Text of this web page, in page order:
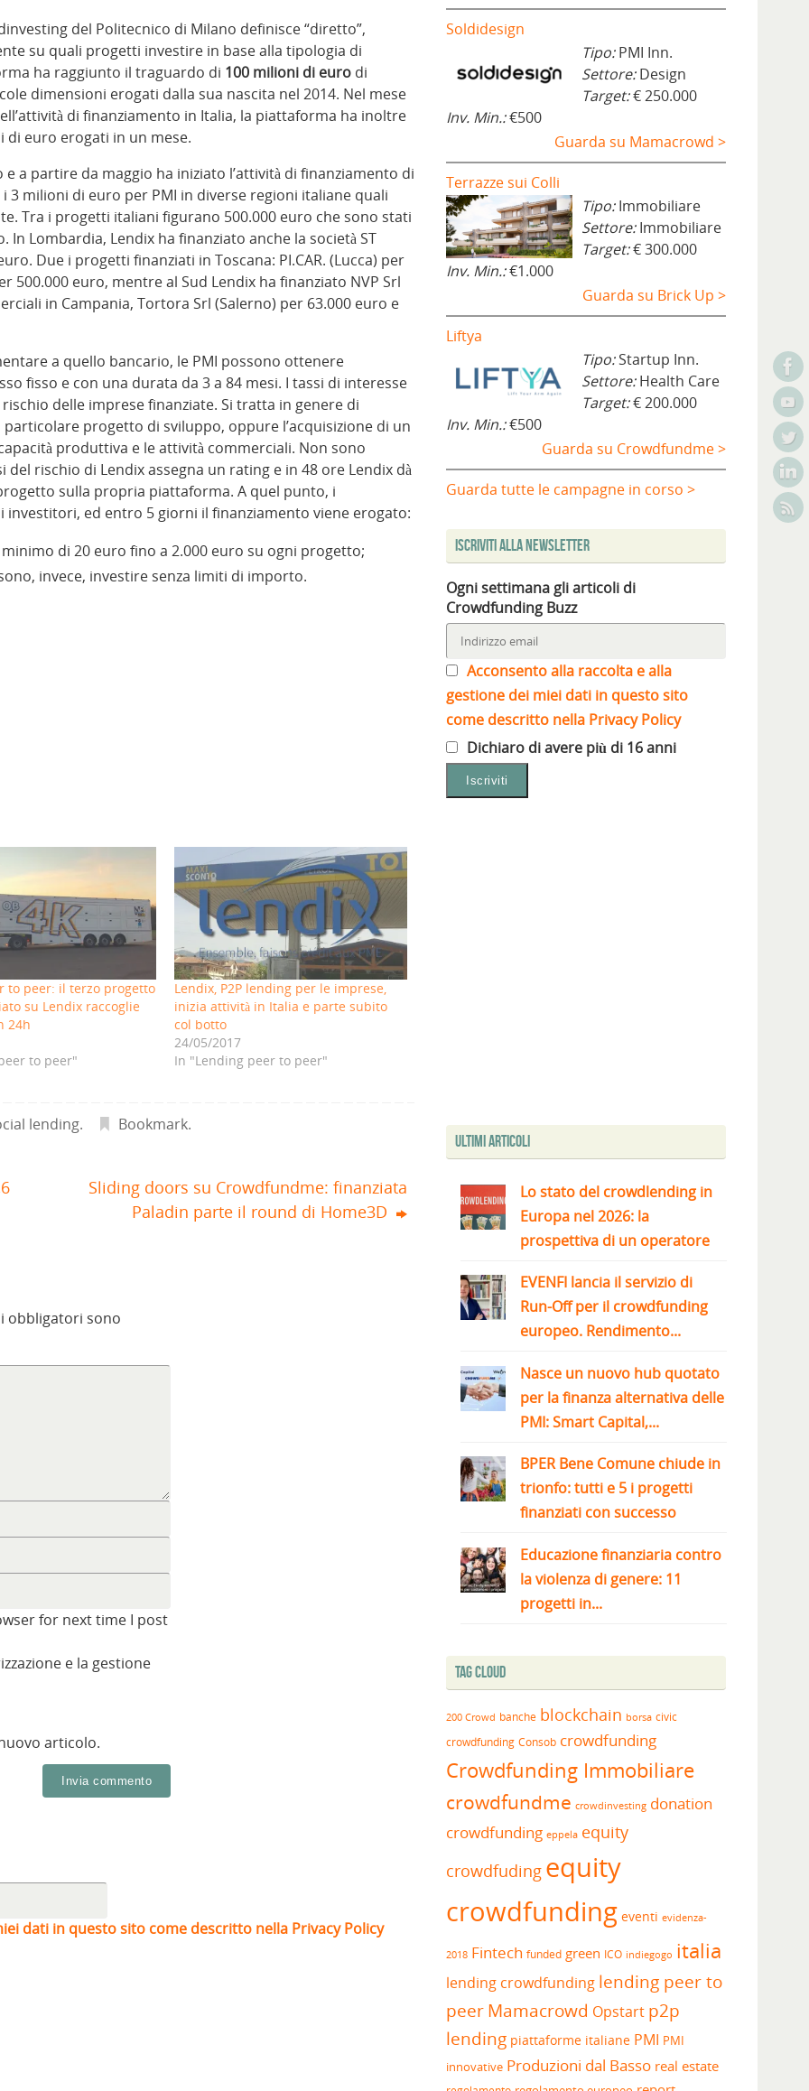
del Politecnico di Milano definisce “diretto”,
su quali progetti investire in base alla tipologia di
ha raggiunto il traguardo di 100 milioni di euro di
dimensioni erogati dalla sua nascita nel 2014. Nel mese
di finanziamento in Italia, la piattaforma ha inoltre
euro erogati in un mese.
a partire da maggio ha iniziato l’attività di finanziamento di
milioni di euro per PMI in diverse regioni italiane quali
Tra i progetti italiani figurano 500.000 euro che sono stati
Lombardia, Lendix ha finanziato anche la società ST
Due i progetti finanziati in Toscana: PI.CAR. (Lucca) per
500.000 euro, mentre al Sud Lendix ha finanziato NVP Srl
in Campania, Tortora Srl (Salerno) per 63.000 euro e
a quello bancario, le PMI possono ottenere
fisso e con una durata da 3 a 84 mesi. I tassi di interesse
delle imprese finanziate. Si tratta in genere di
progetto di sviluppo, oppure l’acquisizione di un
produttiva e le attività commerciali. Non sono
rischio di Lendix assegna un rating e in 48 ore Lendix dà
sulla propria piattaforma. A quel punto, i
ed entro 5 giorni il finanziamento viene erogato:
di 20 euro fino a 2.000 euro su ogni progetto;
invece, investire senza limiti di importo.
to peer: il terzo progetto
su Lendix raccoglie
24h
to peer"
Lendix, P2P lending per le imprese,
inizia attività in Italia e parte subito
col botto
24/05/2017
In "Lending peer to peer"
lending. Bookmark.
Sliding doors su Crowdfundme: finanziata
Paladin parte il round di Home3D
obbligatori sono
for next time I post
e la gestione
articolo.
dati in questo sito come descritto nella Privacy Policy
Soldidesign
Tipo:PMI Inn.
Settore:Design
Target:€ 250.000
Inv. Min.:€500
Guarda su Mamacrowd >
Terrazze sui Colli
Tipo:Immobiliare
Settore:Immobiliare
Target:€ 300.000
Inv. Min.:€1.000
Guarda su Brick Up >
Liftya
Tipo:Startup Inn.
Settore:Health Care
Target:€ 200.000
Inv. Min.:€500
Guarda su Crowdfundme >
Guarda tutte le campagne in corso >
Iscriviti alla Newsletter
Ogni settimana gli articoli di
Crowdfunding Buzz
Acconsento alla raccolta e alla
gestione dei miei dati in questo sito
come descritto nella Privacy Policy
Dichiaro di avere più di 16 anni
Ultimi articoli
Lo stato del crowdlending in
Europa nel 2026: la
prospettiva di un operatore
EVENFI lancia il servizio di
Run-Off per il crowdfunding
europeo. Rendimento...
Nasce un nuovo hub quotato
per la finanza alternativa delle
PMI: Smart Capital,...
BPER Bene Comune chiude in
trionfo: tutti e 5 i progetti
finanziati con successo
Educazione finanziaria contro
la violenza di genere: 11
progetti in...
Tag Cloud
200 Crowd banche blockchain borsa civic
crowdfunding Consob crowdfunding
Crowdfunding Immobiliare
crowdfundme crowdinvesting donation
crowdfunding eppela equity
crowdfuding equity
crowdfunding eventi evidenza-
2018 Fintech funded green ICO indiegogo italia
lending crowdfunding lending peer to
peerMamacrowd Opstart p2p
lending piattaforme italiane PMI PMI
innovative Produzioni dal Basso real estate